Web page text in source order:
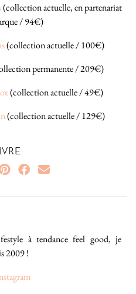
(collection actuelle, en partenariat
/ 94€)
(collection actuelle / 100€)
permanente / 209€)
(collection actuelle / 49€)
(collection actuelle / 129€)
à tendance feel good, je
2009 !